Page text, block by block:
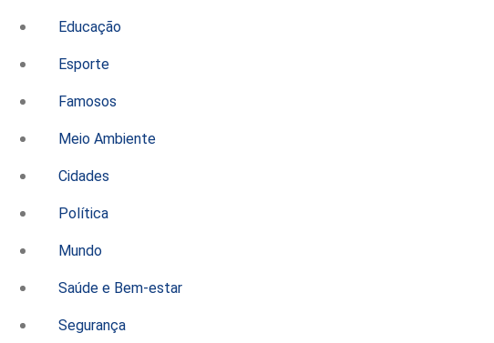
Educação
Esporte
Famosos
Meio Ambiente
Cidades
Política
Mundo
Saúde e Bem-estar
Segurança